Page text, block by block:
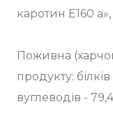
каротин Е160 а»,
Поживна
продукту:
вуглеводів -